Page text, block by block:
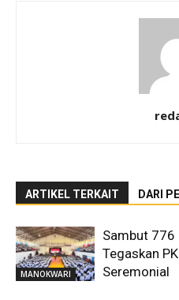
ARTIKEL TERKAIT DARI
MANOKWARI
Sambut 776
Tegaskan
Seremonial